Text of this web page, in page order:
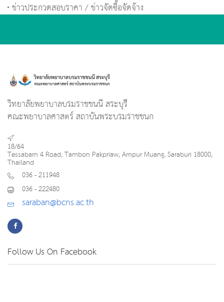
ข่าวประกวดสอบราคา / ข่าวจัดซื้อจัดจ้าง
วิทยาลัยพยาบาลบรมราชชนนี สระบุรี
คณะพยาบาลศาสตร์ สถาบันพระบรมราชชนก
18/64
Tessabarn 4 Road, Tambon Pakpriaw, Ampur Muang, Saraburi 18000,
Thailand
036 - 211948
036 - 222480
saraban@bcns.ac.th
Follow Us On Facebook